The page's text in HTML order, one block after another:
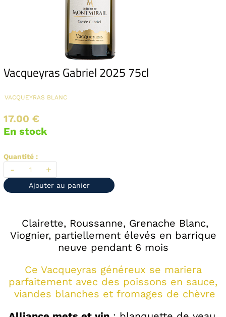
Vacqueyras Gabriel 2025 75cl
VACQUEYRAS BLANC
17.00 €
En stock
Quantité :
- +
Ajouter au panier
Clairette, Roussanne, Grenache Blanc,
Viognier, partiellement élevés en barrique
neuve pendant 6 mois
Ce Vacqueyras généreux se mariera
parfaitement avec des poissons en sauce,
viandes blanches et fromages de chèvre